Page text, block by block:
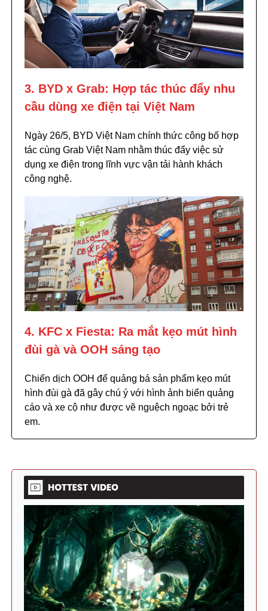
3. BYD x Grab: Hợp tác thúc đẩy nhu
cầu dùng xe điện tại Việt Nam
Ngày 26/5, BYD Việt Nam chính thức công bố hợp
tác cùng Grab Việt Nam nhằm thúc đẩy việc sử
dụng xe điện trong lĩnh vực vận tải hành khách
công nghệ.
4. KFC x Fiesta: Ra mắt kẹo mút hình
đùi gà và OOH sáng tạo
Chiến dịch OOH để quảng bá sản phẩm kẹo mút
hình đùi gà đã gây chú ý với hình ảnh biển quảng
cáo và xe cộ như được vẽ nguệch ngoạc bởi trẻ
em.